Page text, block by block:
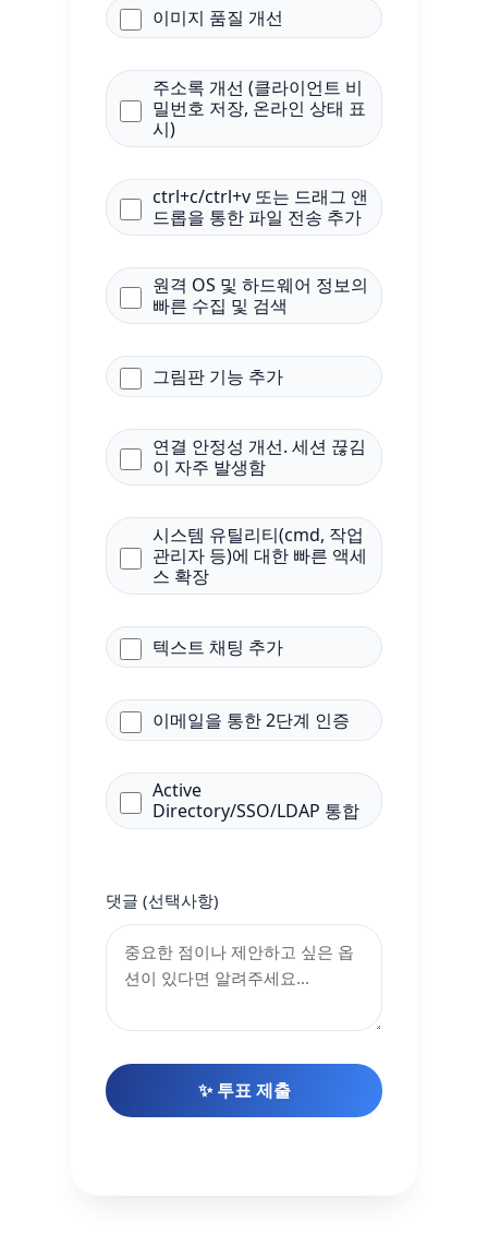
이미지 품질 개선
주소록 개선 (클라이언트 비
밀번호 저장, 온라인 상태 표
시)
ctrl+c/ctrl+v 또는 드래그 앤
드롭을 통한 파일 전송 추가
원격 OS 및 하드웨어 정보의
빠른 수집 및 검색
그림판 기능 추가
연결 안정성 개선. 세션 끊김
이 자주 발생함
시스템 유틸리티(cmd, 작업
관리자 등)에 대한 빠른 액세
스 확장
텍스트 채팅 추가
이메일을 통한 2단계 인증
Active
Directory/SSO/LDAP 통합
댓글 (선택사항)
✨ 투표 제출